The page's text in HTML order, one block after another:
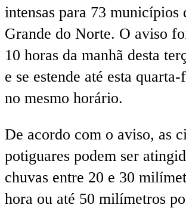
intensas para 73 municípios
Grande do Norte. O aviso
10 horas da manhã desta
e se estende até esta
no mesmo horário.
De acordo com o aviso, as
potiguares podem ser
chuvas entre 20 e 30
hora ou até 50 milímetros